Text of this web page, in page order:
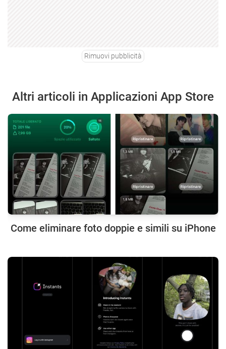
Rimuovi pubblicità
Altri articoli in Applicazioni App Store
Come eliminare foto doppie e simili su iPhone